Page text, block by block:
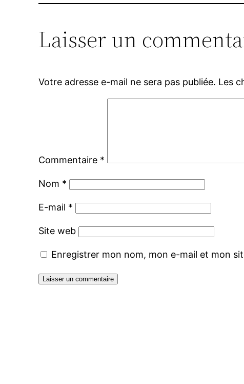
Laisser un
Votre adresse e-mail ne sera pas publiée. Les
Commentaire *
Nom *
E-mail *
Site web
Enregistrer mon nom, mon e-mail et mon